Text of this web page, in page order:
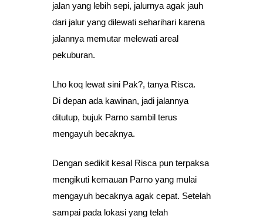
jalan yang lebih sepi, jalurnya agak jauh
dari jalur yang dilewati seharihari karena
jalannya memutar melewati areal
pekuburan.
Lho koq lewat sini Pak?, tanya Risca.
Di depan ada kawinan, jadi jalannya
ditutup, bujuk Parno sambil terus
mengayuh becaknya.
Dengan sedikit kesal Risca pun terpaksa
mengikuti kemauan Parno yang mulai
mengayuh becaknya agak cepat. Setelah
sampai pada lokasi yang telah